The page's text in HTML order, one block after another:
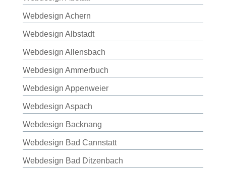
Webdesign Achern
Webdesign Albstadt
Webdesign Allensbach
Webdesign Ammerbuch
Webdesign Appenweier
Webdesign Aspach
Webdesign Backnang
Webdesign Bad Cannstatt
Webdesign Bad Ditzenbach